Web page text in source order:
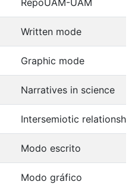
Written mode
Graphic mode
Narratives in science
Intersemiotic
Modo escrito
Modo gráfico